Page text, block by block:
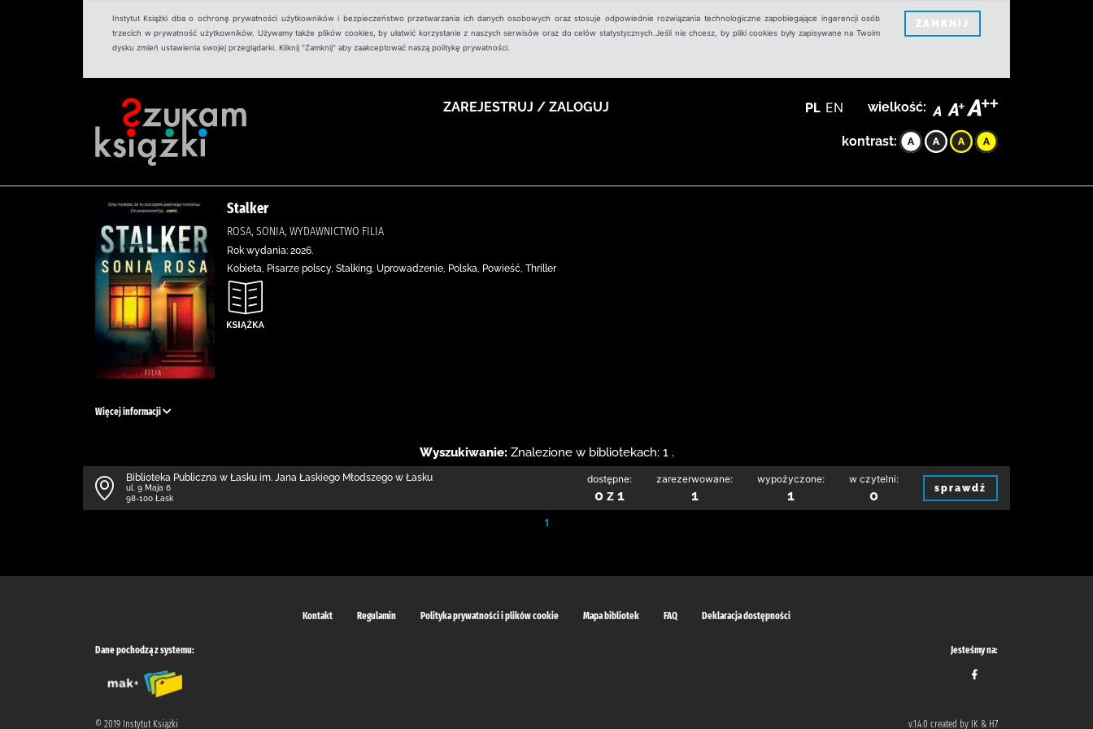
Instytut Książki dba o ochronę prywatności użytkowników i bezpieczeństwo przetwarzania ich danych osobowych oraz stosuje odpowiednie rozwiązania technologiczne zapobiegające ingerencji osób
trzecich w prywatność użytkowników. Używamy także plików cookies, by ułatwić korzystanie z naszych serwisów oraz do celów statystycznych.Jeśli nie chcesz, by pliki cookies były zapisywane na Twoim
dysku zmień ustawienia swojej przeglądarki. Kliknij "Zamknij" aby zaakceptować naszą politykę prywatności.
ZAMKNIJ
ZAREJESTRUJ / ZALOGUJ PL EN wielkość:
kontrast:
Stalker
ROSA, SONIA, WYDAWNICTWO FILIA
Rok wydania: 2026.
Kobieta, Pisarze polscy, Stalking, Uprowadzenie, Polska, Powieść, Thriller
Więcej informacji
Wyszukiwanie: Znalezione w bibliotekach: 1 .
Biblioteka Publiczna w Łasku im. Jana Łaskiego Młodszego w Łasku
ul. 9 Maja 6
98-100 Łask
dostępne:
0 z 1
zarezerwowane:
1
wypożyczone:
1
w czytelni:
0 sprawdź
1
Kontakt Regulamin Polityka prywatności i plików cookie Mapa bibliotek FAQ Deklaracja dostępności
Dane pochodzą z systemu: Jesteśmy na:
© 2019 Instytut Książki v.1.4.0 created by IK & H7